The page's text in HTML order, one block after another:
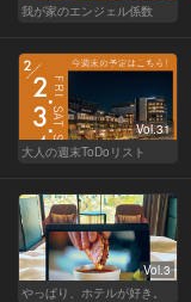
我が家のエンジェル係数
Vol.31
大人の週末ToDoリスト
Vol.3
やっぱり、ホテルが好き。